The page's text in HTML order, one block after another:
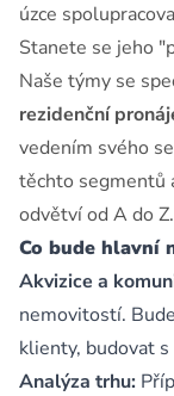
úzce
Stanete se jeho
Naše týmy se
rezidenční
vedením svého
těchto segmentů
odvětví od A do Z.
Co bude hlavní
Akvizice a
nemovitostí.
klienty, budovat
Analýza trhu: